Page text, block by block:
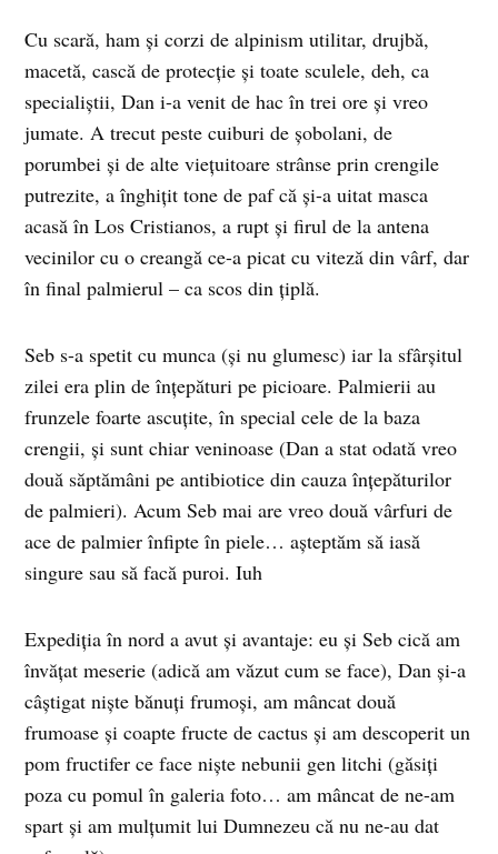
Cu scară, ham şi corzi de alpinism utilitar, drujbă,
macetă, cască de protecţie şi toate sculele, deh, ca
specialiştii, Dan i-a venit de hac în trei ore şi vreo
jumate. A trecut peste cuiburi de şobolani, de
porumbei şi de alte vieţuitoare strânse prin crengile
putrezite, a înghiţit tone de paf că şi-a uitat masca
acasă în Los Cristianos, a rupt şi firul de la antena
vecinilor cu o creangă ce-a picat cu viteză din vârf, dar
în final palmierul – ca scos din ţiplă.
Seb s-a spetit cu munca (şi nu glumesc) iar la sfârşitul
zilei era plin de înţepături pe picioare. Palmierii au
frunzele foarte ascuţite, în special cele de la baza
crengii, şi sunt chiar veninoase (Dan a stat odată vreo
două săptămâni pe antibiotice din cauza înţepăturilor
de palmieri). Acum Seb mai are vreo două vârfuri de
ace de palmier înfipte în piele… aşteptăm să iasă
singure sau să facă puroi. Iuh
Expediţia în nord a avut şi avantaje: eu şi Seb cică am
învăţat meserie (adică am văzut cum se face), Dan şi-a
câştigat nişte bănuţi frumoşi, am mâncat două
frumoase şi coapte fructe de cactus şi am descoperit un
pom fructifer ce face nişte nebunii gen litchi (găsiţi
poza cu pomul în galeria foto… am mâncat de ne-am
spart şi am mulţumit lui Dumnezeu că nu ne-au dat